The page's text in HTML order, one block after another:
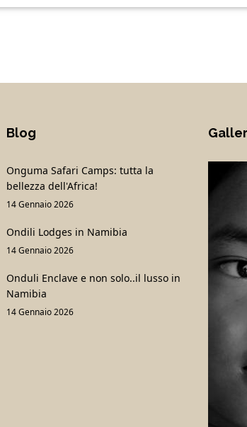
Blog
Onguma Safari Camps: tutta la
bellezza dell'Africa!
14 Gennaio 2026
Ondili Lodges in Namibia
14 Gennaio 2026
Onduli Enclave e non solo..il lusso in
Namibia
14 Gennaio 2026